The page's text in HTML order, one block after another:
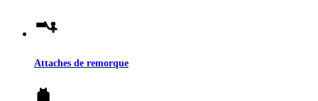
Attaches de remorque